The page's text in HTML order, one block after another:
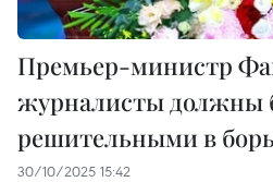
Премьер-министр
журналисты должны
решительными в
30/10/2025 15:42